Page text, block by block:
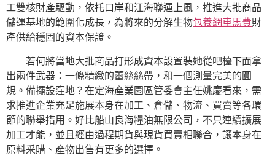
工雙核財產驅動，依托口岸和江海聯運上風，推進大批商品
儲運基地的範圍化成長，為將來的分解生物包養網車馬費財
產供給穩固的資本保證。
若何將當地大批商品打形成資本設置裝她從吧檯下面拿
出兩件武器：一條精緻的蕾絲絲帶，和一個測量完美的圓
規。備擺設窪地？在定海產業園區管委會主任姚慶看來，需
求推進企業充足施展本身在加工、倉儲、物流、買賣等各環
節的聯舉措用。好比船山良海糧油無限公司，不只連續擴展
加工才能，並且經由過程期貨與現貨買賣相聯合，讓本身在
原料采購、產物出售有更多的選擇。